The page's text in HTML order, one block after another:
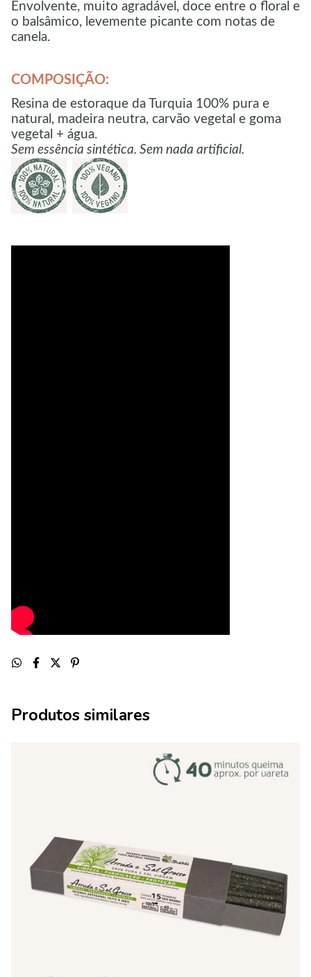
Envolvente, muito agradável, doce entre o floral e
o balsâmico, levemente picante com notas de
canela.
COMPOSIÇÃO:
Resina de estoraque da Turquia 100% pura e
natural, madeira neutra, carvão vegetal e goma
vegetal + água.
Sem essência sintética. Sem nada artificial.
Produtos similares